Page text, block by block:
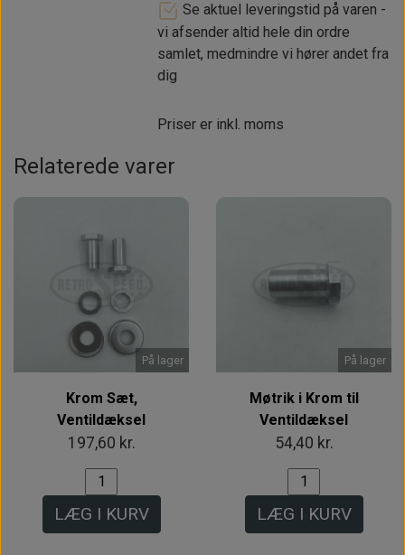
Se aktuel leveringstid på varen -
vi afsender altid hele din ordre
samlet, medmindre vi hører andet fra
dig
Priser er inkl. moms
Relaterede varer
På lager
Krom Sæt,
Ventildæksel
197,60 kr.
LÆG I KURV
På lager
Møtrik i Krom til
Ventildæksel
54,40 kr.
LÆG I KURV